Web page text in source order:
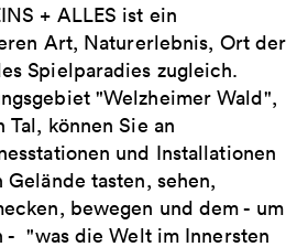
+ ALLES ist ein
Art, Naturerlebnis, Ort der
Spielparadies zugleich.
"Welzheimer Wald",
können Sie an
und Installationen
tasten, sehen,
bewegen und dem - um
- "was die Welt im Innersten